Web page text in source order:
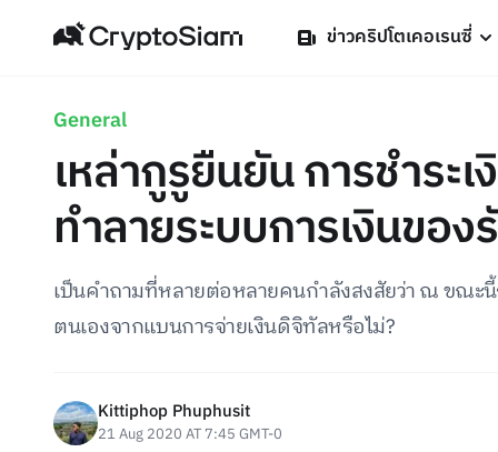
ข่าวคริปโตเคอเรนซี่
General
เหล่ากูรูยืนยัน การชำระ
ทำลายระบบการเงินของ
เป็นคำถามที่หลายต่อหลายคนกำลังสงสัยว่า ณ ขณะ
ตนเองจากแบนการจ่ายเงินดิจิทัลหรือไม่?
Kittiphop Phuphusit
21 Aug 2020 AT 7:45 GMT-0